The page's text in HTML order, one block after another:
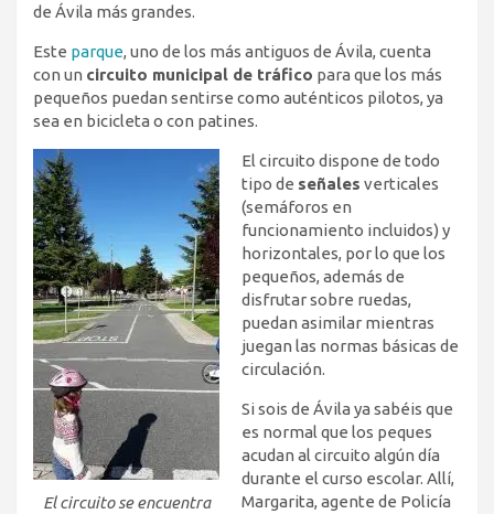
de Ávila más grandes.
Este parque, uno de los más antiguos de Ávila, cuenta
con un circuito municipal de tráfico para que los más
pequeños puedan sentirse como auténticos pilotos, ya
sea en bicicleta o con patines.
El circuito se encuentra
El circuito dispone de todo
tipo de señales verticales
(semáforos en
funcionamiento incluidos) y
horizontales, por lo que los
pequeños, además de
disfrutar sobre ruedas,
puedan asimilar mientras
juegan las normas básicas de
circulación.
Si sois de Ávila ya sabéis que
es normal que los peques
acudan al circuito algún día
durante el curso escolar. Allí,
Margarita, agente de Policía